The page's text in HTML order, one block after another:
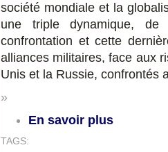
société mondiale et la
une triple dynamique, de
confrontation et cette
alliances militaires, face aux
Unis et la Russie, confrontés
»
En savoir plus
TAGS: